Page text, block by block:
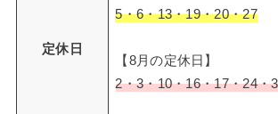
定休日
5・6・13・19・20・27
【8月の定休日】
2・3・10・16・17・24・